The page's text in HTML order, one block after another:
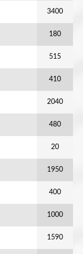
3400
180
515
410
2040
480
20
1950
400
1000
1590